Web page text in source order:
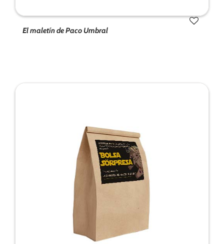
El maletín de Paco Umbral